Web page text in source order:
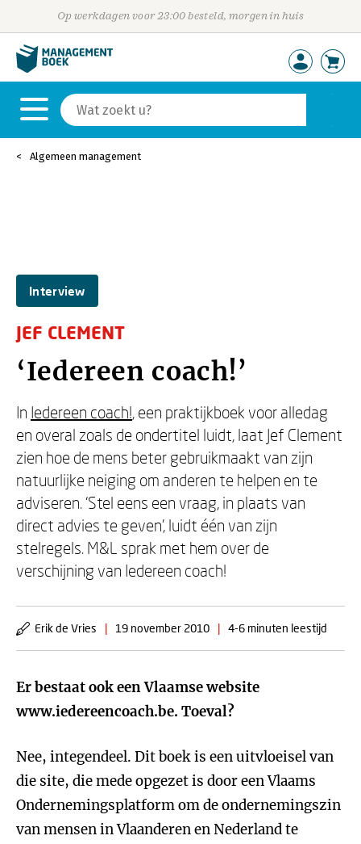
Op werkdagen voor 23:00 besteld, morgen in huis
Algemeen management
Interview
JEF CLEMENT
‘Iedereen coach!’
In Iedereen coach!, een praktijkboek voor alledag
en overal zoals de ondertitel luidt, laat Jef Clement
zien hoe de mens beter gebruikmaakt van zijn
natuurlijke neiging om anderen te helpen en te
adviseren. ‘Stel eens een vraag, in plaats van
direct advies te geven’, luidt één van zijn
stelregels. M&L sprak met hem over de
verschijning van Iedereen coach!
Erik de Vries | 19 november 2010 | 4-6 minuten leestijd
Er bestaat ook een Vlaamse website
www.iedereencoach.be. Toeval?
Nee, integendeel. Dit boek is een uitvloeisel van
die site, die mede opgezet is door een Vlaams
Ondernemingsplatform om de ondernemingszin
van mensen in Vlaanderen en Nederland te